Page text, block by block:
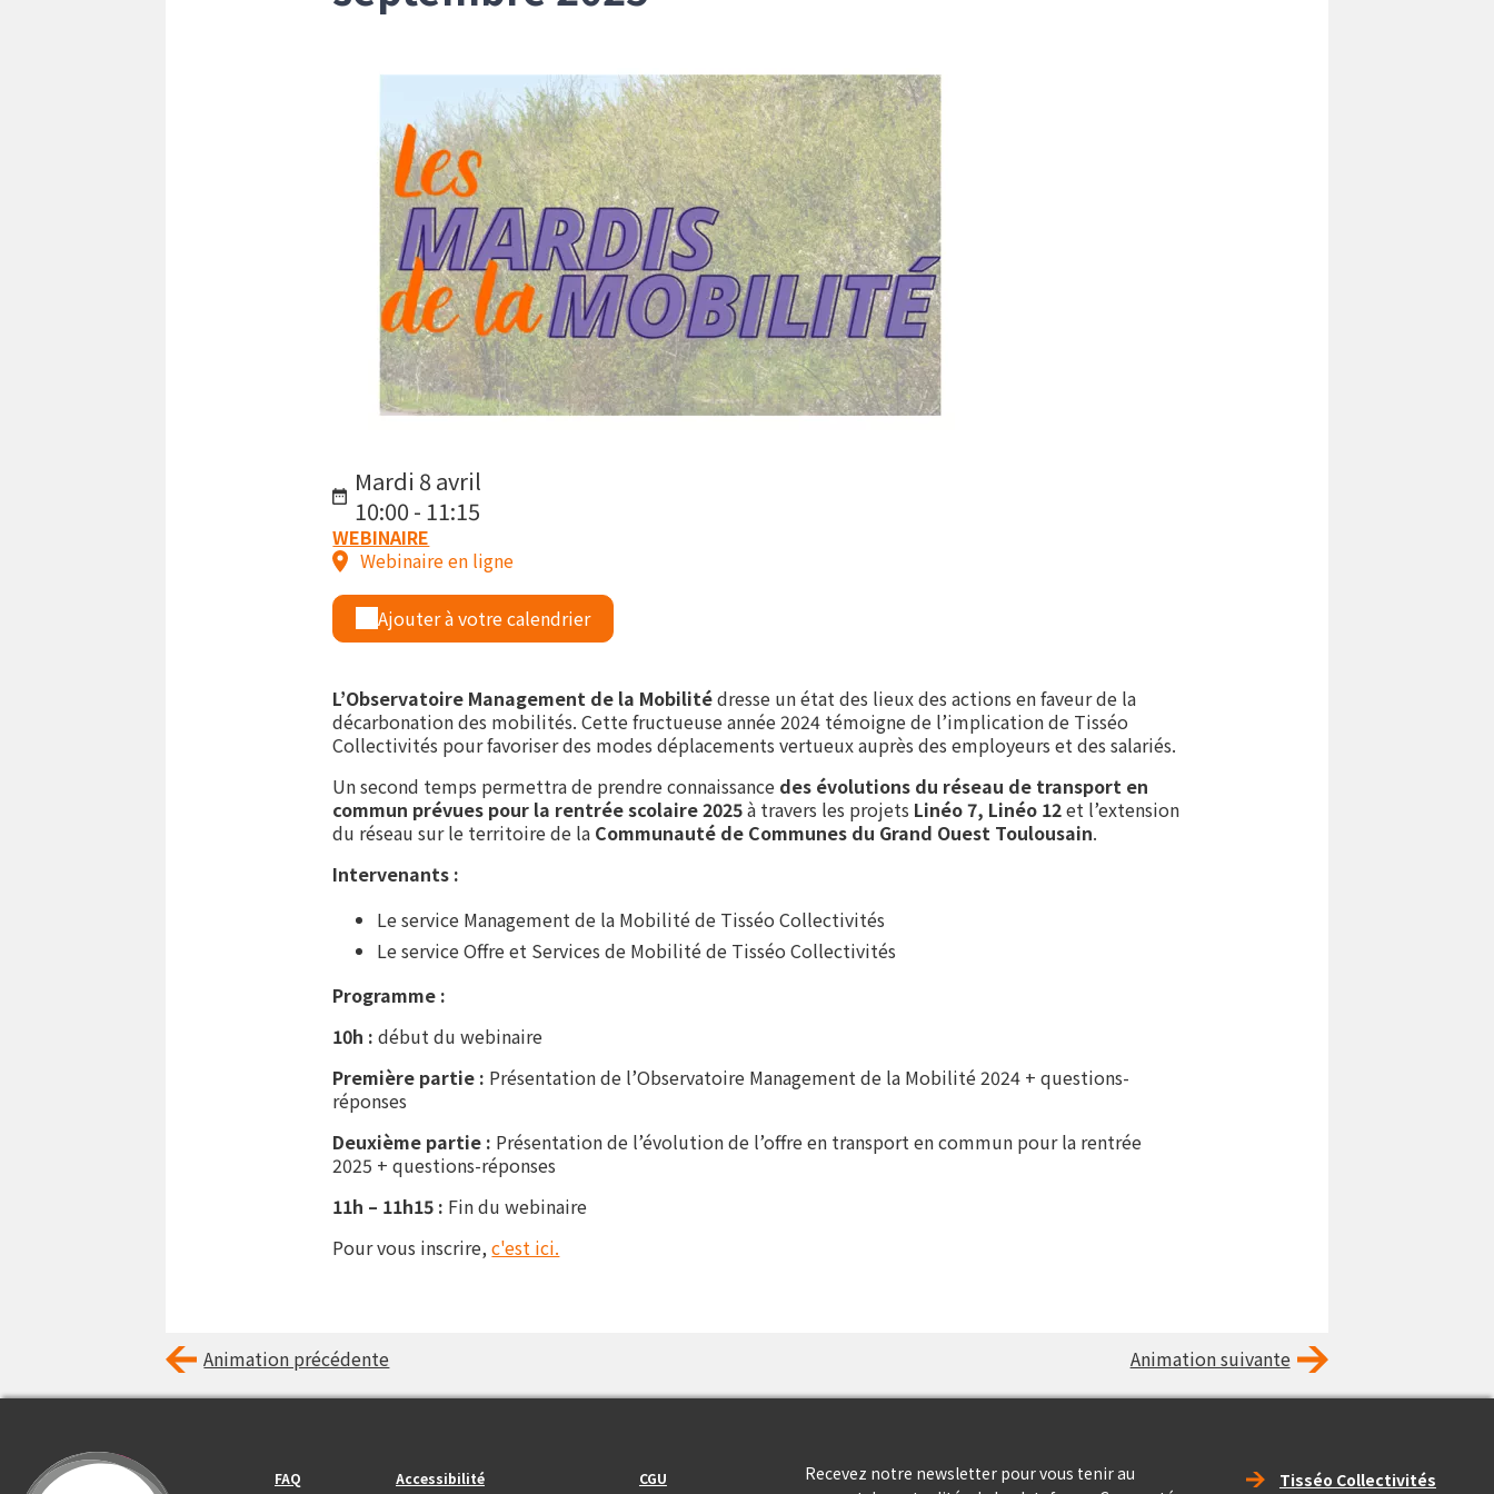
Mardi 8 avril
10:00 - 11:15
WEBINAIRE
Webinaire en ligne
Ajouter à votre calendrier
L’Observatoire Management de la Mobilitédresse un état des lieux des actions en faveur de la
décarbonation des mobilités. Cette fructueuse année 2024 témoigne de l’implication de Tisséo
Collectivités pour favoriser des modes déplacements vertueux auprès des employeurs et des salariés.
Un second temps permettra de prendre connaissance des évolutions du réseau de transport en
commun prévues pour la rentrée scolaire 2025à travers les projets Linéo 7, Linéo 12et l’extension
du réseau sur le territoire de la Communauté de Communes du Grand Ouest Toulousain.
Intervenants :
Le service Management de la Mobilité de Tisséo Collectivités
Le service Offre et Services de Mobilité de Tisséo Collectivités
Programme :
10h : début du webinaire
Première partie : Présentation de l’Observatoire Management de la Mobilité 2024 + questions-
réponses
Deuxième partie : Présentation de l’évolution de l’offre en transport en commun pour la rentrée
2025 + questions-réponses
11h – 11h15 : Fin du webinaire
Pour vous inscrire,c'est ici.
Animation précédente Animation suivante
FAQ Footer_center
Accessibilité CGU
Recevez notre newsletter pour vous tenir au
Right_footer
Tisséo Collectivités